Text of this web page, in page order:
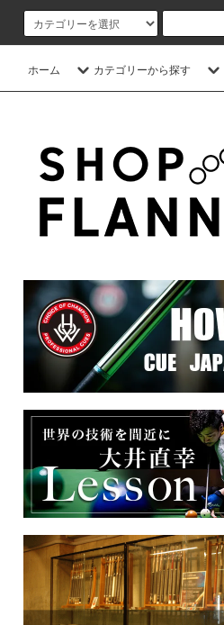
ホーム カテゴリーから探す